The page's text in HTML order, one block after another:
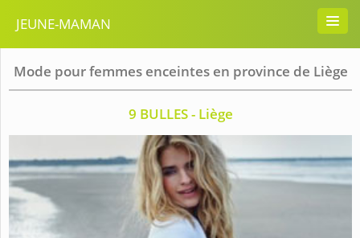
JEUNE-MAMAN
Mode pour femmes enceintes en province de Liège
9 BULLES - Liège